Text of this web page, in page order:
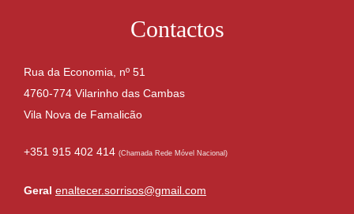
Contactos
Rua da Economia, nº 51
4760-774 Vilarinho das Cambas
Vila Nova de Famalicão
+351 915 402 414 (Chamada Rede Móvel Nacional)
Geral enaltecer.sorrisos@gmail.com